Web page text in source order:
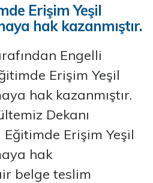
Erişim Yeşil
hak kazanmıştır.
Engelli
Erişim Yeşil
hak kazanmıştır.
Dekanı
Erişim Yeşil
hak
belge teslim